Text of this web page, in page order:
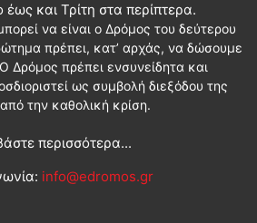
και Τρίτη στα περίπτερα.
να είναι ο Δρόμος του δεύτερου
πρέπει, κατ’ αρχάς, να δώσουμε
Δρόμος πρέπει ενσυνείδητα και
ως συμβολή διεξόδου της
την καθολική κρίση.
περισσότερα...
info@edromos.gr